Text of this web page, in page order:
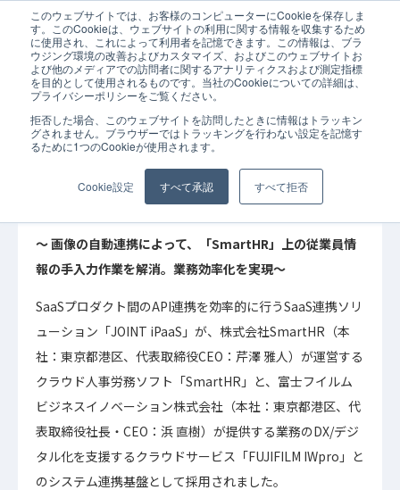
このウェブサイトでは、お客様のコンピューターにCookieを保存しま
す。このCookieは、ウェブサイトの利用に関する情報を収集するため
に使用され、これによって利用者を記憶できます。この情報は、ブラ
ウジング環境の改善およびカスタマイズ、およびこのウェブサイトお
よび他のメディアでの訪問者に関するアナリティクスおよび測定指標
を目的として使用されるものです。当社のCookieについての詳細は、
プライバシーポリシーをご覧ください。
拒否した場合、このウェブサイトを訪問したときに情報はトラッキン
グされません。ブラウザーではトラッキングを行わない設定を記憶す
るために1つのCookieが使用されます。
Cookie設定 すべて承認 すべて拒否
ホーム お知らせ 「SmartHR」と「FUJIFILM IWpro」が「JOINT
2025年08月22日 お知らせ
「SmartHR」と「FUJIFILM IWpro」が
「JOINT iPaaS」を活用し、データ連携を開始
～ 画像の自動連携によって、「SmartHR」上の従業員情
報の手入力作業を解消。業務効率化を実現～
SaaSプロダクト間のAPI連携を効率的に行うSaaS連携ソリ
ューション「JOINT iPaaS」が、株式会社SmartHR（本
社：東京都港区、代表取締役CEO：芹澤 雅人）が運営する
クラウド人事労務ソフト「SmartHR」と、富士フイルム
ビジネスイノベーション株式会社（本社：東京都港区、代
表取締役社長・CEO：浜 直樹）が提供する業務のDX/デジ
タル化を支援するクラウドサービス「FUJIFILM IWpro」と
のシステム連携基盤として採用されました。